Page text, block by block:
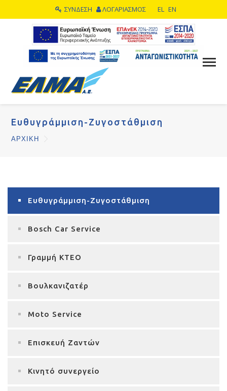
ΣΥΝΔΕΣΗ ΛΟΓΑΡΙΑΣΜΟΣ EL EN
Ευθυγράμμιση-Ζυγοστάθμιση
ΑΡΧΙΚΗ
Ευθυγράμμιση-Ζυγοστάθμιση
Bosch Car Service
Γραμμή ΚΤΕΟ
Βουλκανιζατέρ
Moto Service
Επισκευή Ζαντών
Κινητό συνεργείο